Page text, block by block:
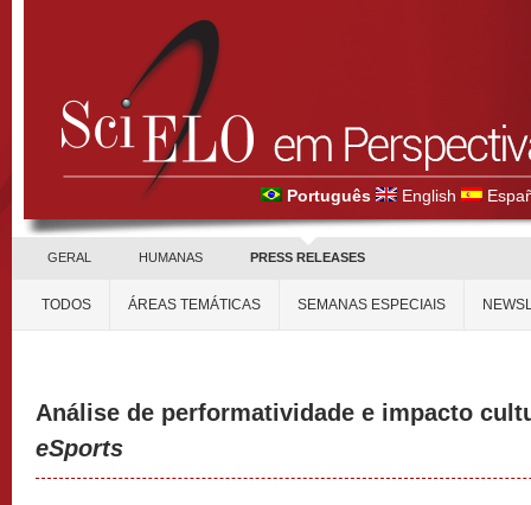
Português English
GERAL HUMANAS PRESS RELEASES
TODOS ÁREAS TEMÁTICAS SEMANAS ESPECIAIS
Análise de performatividade e impacto
eSports